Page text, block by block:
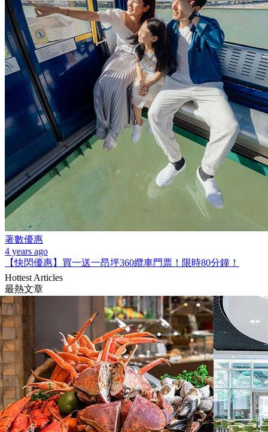
著數優惠
4 years ago
【快閃優惠】買一送一昂坪360纜車門票！限時80分鐘！
Hottest Articles
最熱文章